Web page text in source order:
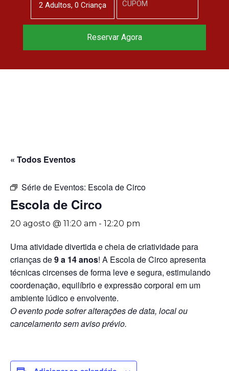
« Todos Eventos
Série de Eventos: Escola de Circo
Escola de Circo
20 agosto @ 11:20 am - 12:20 pm
Uma atividade divertida e cheia de criatividade para
crianças de9 a 14 anos! A Escola de Circo apresenta
técnicas circenses de forma leve e segura, estimulando
coordenação, equilíbrio e expressão corporal em um
ambiente lúdico e envolvente.
O evento pode sofrer alterações de data, local ou
cancelamento sem aviso prévio.
2 Adultos, 0 Criança
Reservar Agora